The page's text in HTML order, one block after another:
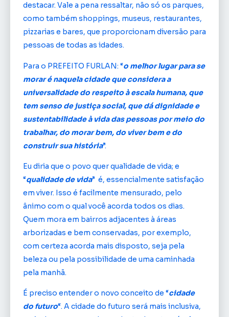
destacar. Vale a pena ressaltar, não só os parques,
como também shoppings, museus, restaurantes,
pizzarias e bares, que proporcionam diversão para
pessoas de todas as idades.
Para o PREFEITO FURLAN: “o melhor lugar para se
morar é naquela cidade que considera a
universalidade do respeito à escala humana, que
tem senso de justiça social, que dá dignidade e
sustentabilidade à vida das pessoas por meio do
trabalhar, do morar bem, do viver bem e do
construir sua história”.
Eu diria que o povo quer qualidade de vida; e
“qualidade de vida” é, essencialmente satisfação
em viver. Isso é facilmente mensurado, pelo
ânimo com o qual você acorda todos os dias.
Quem mora em bairros adjacentes à áreas
arborizadas e bem conservadas, por exemplo,
com certeza acorda mais disposto, seja pela
beleza ou pela possibilidade de uma caminhada
pela manhã.
É preciso entender o novo conceito de “cidade
do futuro“. A cidade do futuro será mais inclusiva,